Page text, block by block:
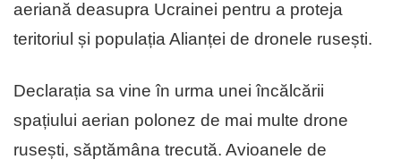
aeriană deasupra Ucrainei pentru a proteja
teritoriul și populația Alianței de dronele rusești.
Declarația sa vine în urma unei încălcării
spațiului aerian polonez de mai multe drone
rusești, săptămâna trecută. Avioanele de